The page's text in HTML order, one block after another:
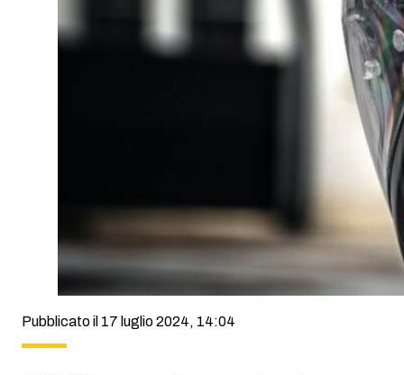
Pubblicato il 17 luglio 2024, 14:04